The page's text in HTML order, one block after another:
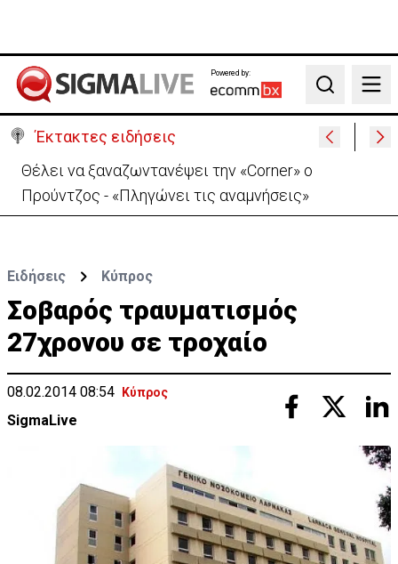
Powered by:
Search
Έκτακτες ειδήσεις
Θέλει να ξαναζωντανέψει την «Corner» o
Προύντζος - «Πληγώνει τις αναμνήσεις»
Ειδήσεις Κύπρος
Σοβαρός τραυματισμός
27χρονου σε τροχαίο
08.02.2014 08:54 Κύπρος
SigmaLive